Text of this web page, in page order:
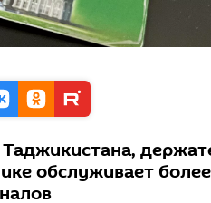
обслуживает